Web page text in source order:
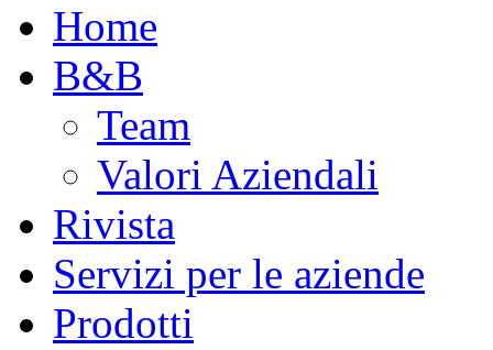
Home
B&B
Team
Valori Aziendali
Rivista
Servizi per le aziende
Prodotti